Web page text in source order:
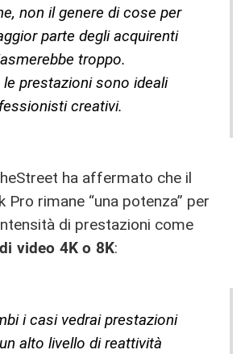
non il genere di cose per
parte degli acquirenti
troppo.
le prestazioni sono ideali
creativi.
ha affermato che il
Pro rimane “una potenza” per
di prestazioni come
video 4K o 8K:
i casi vedrai prestazioni
alto livello di reattività